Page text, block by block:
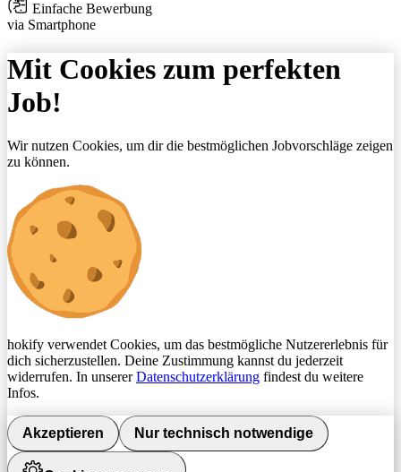
Einfache Bewerbung
via Smartphone
Mit Cookies zum perfekten
Job!
Wir nutzen Cookies, um dir die bestmöglichen Jobvorschläge zeigen
zu können.
hokify verwendet Cookies, um das bestmögliche Nutzererlebnis für
dich sicherzustellen. Deine Zustimmung kannst du jederzeit
widerrufen. In unsererDatenschutzerklärung findest du weitere
Infos.
Akzeptieren Nur technisch notwendige